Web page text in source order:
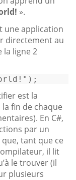
».
une application
directement au
la ligne 2
);
est la
la fin de chaque
En C#,
par un
tant que ce
il lit
le trouver (il
plusieurs